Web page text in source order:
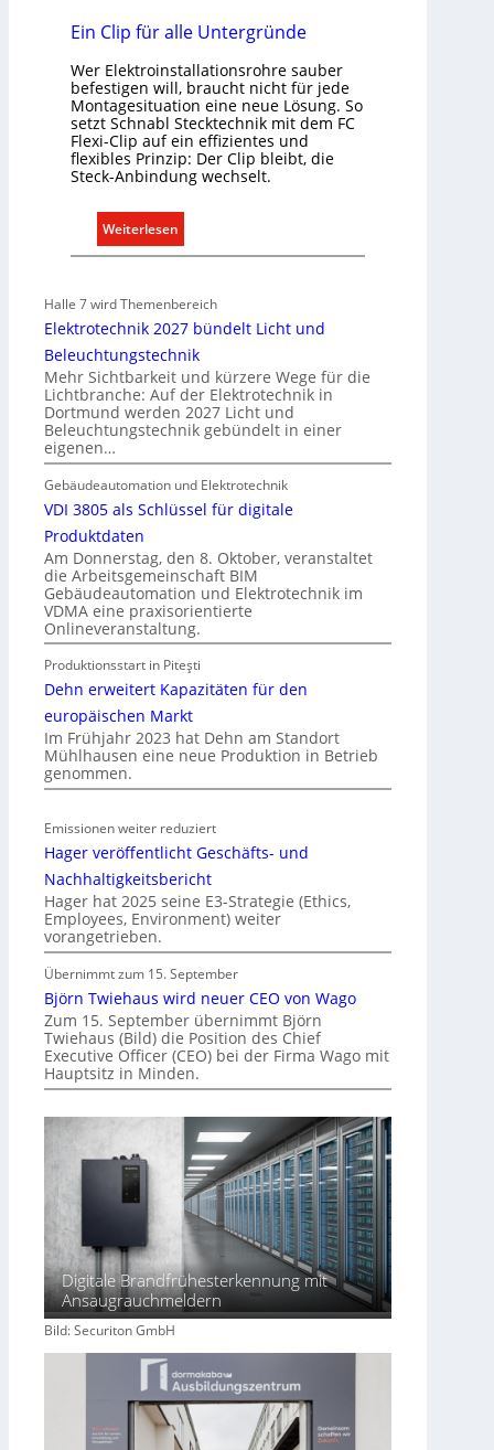
r
m
m
o
b
i
e
i
r
t
s
c
h
i
a
t
i
o
n
m
i
S
s
t
e
m
.
Ein Clip für alle Untergründe
Wer Elektroinstallationsrohre sauber
befestigen will, braucht nicht für jede
Montagesituation eine neue Lösung. So
setzt Schnabl Stecktechnik mit dem FC
Flexi-Clip auf ein effizientes und
flexibles Prinzip: Der Clip bleibt, die
Steck-Anbindung wechselt.
Weiterlesen
E
C
i
p
f
ü
r
a
l
e
U
n
t
e
r
g
r
ü
n
d
Halle 7 wird Themenbereich
Elektrotechnik 2027 bündelt Licht und
Beleuchtungstechnik
Mehr Sichtbarkeit und kürzere Wege für die
Lichtbranche: Auf der Elektrotechnik in
Dortmund werden 2027 Licht und
Beleuchtungstechnik gebündelt in einer
eigenen…
Gebäudeautomation und Elektrotechnik
VDI 3805 als Schlüssel für digitale
Produktdaten
Am Donnerstag, den 8. Oktober, veranstaltet
die Arbeitsgemeinschaft BIM
Gebäudeautomation und Elektrotechnik im
VDMA eine praxisorientierte
Onlineveranstaltung.
Produktionsstart in Piteşti
Dehn erweitert Kapazitäten für den
europäischen Markt
Im Frühjahr 2023 hat Dehn am Standort
Mühlhausen eine neue Produktion in Betrieb
genommen.
Emissionen weiter reduziert
Hager veröffentlicht Geschäfts- und
Nachhaltigkeitsbericht
Hager hat 2025 seine E3-Strategie (Ethics,
Employees, Environment) weiter
vorangetrieben.
Übernimmt zum 15. September
Björn Twiehaus wird neuer CEO von Wago
Zum 15. September übernimmt Björn
Twiehaus (Bild) die Position des Chief
Executive Officer (CEO) bei der Firma Wago mit
Hauptsitz in Minden.
Digitale Brandfrühesterkennung mit
Ansaugrauchmeldern
Bild: Securiton GmbH